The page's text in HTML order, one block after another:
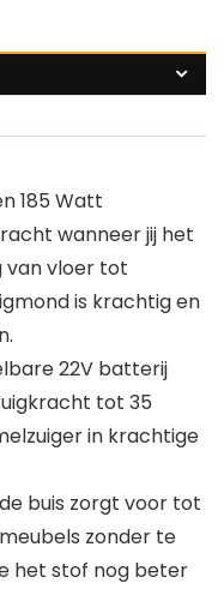
185 Watt
wanneer jij het
van vloer tot
is krachtig en
22V batterij
tot 35
in krachtige
buis zorgt voor tot
zonder te
het stof nog beter